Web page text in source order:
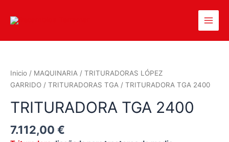
Inicio / MAQUINARIA / TRITURADORAS LÓPEZ
GARRIDO / TRITURADORAS TGA / TRITURADORA TGA 2400
TRITURADORA TGA 2400
7.112,00 €